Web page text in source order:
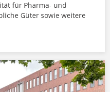
für Pharma- und
Güter sowie weitere